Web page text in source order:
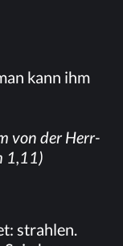
kann ihm
von der Herr­
1,11)
strah­len.